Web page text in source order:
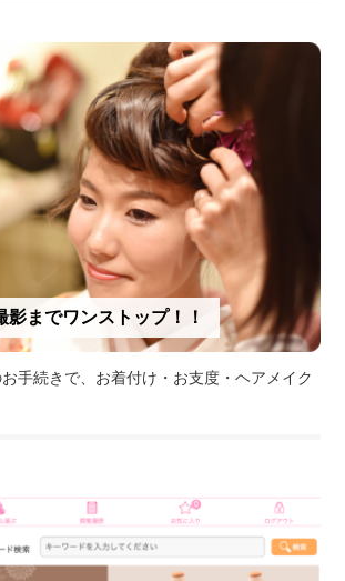
影までワンストップ！！
手続きで、お着付け・お支度・ヘアメイク